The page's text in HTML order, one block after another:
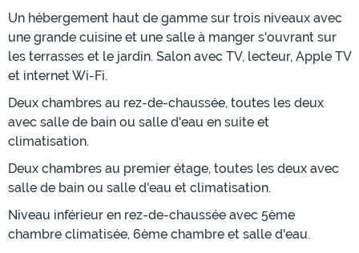
Un hébergement haut de gamme sur trois niveaux avec
une grande cuisine et une salle à manger s'ouvrant sur
les terrasses et le jardin. Salon avec TV, lecteur, Apple TV
et internet Wi-Fi.
Deux chambres au rez-de-chaussée, toutes les deux
avec salle de bain ou salle d'eau en suite et
climatisation.
Deux chambres au premier étage, toutes les deux avec
salle de bain ou salle d'eau et climatisation.
Niveau inférieur en rez-de-chaussée avec 5ème
chambre climatisée, 6ème chambre et salle d'eau.